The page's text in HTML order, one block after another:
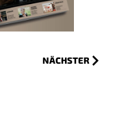
NÄCHSTER